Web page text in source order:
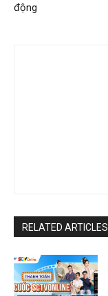
động
RELATED ARTICLES